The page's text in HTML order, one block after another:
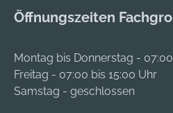
Öffnungszeiten
Montag bis Donnerstag -
Freitag - 07:00 bis 15:00 Uhr
Samstag - geschlossen